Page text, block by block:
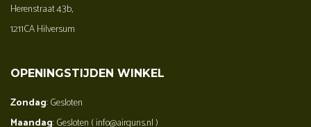
Herenstraat 43b,
1211CA Hilversum
OPENINGSTIJDEN WINKEL
Zondag: Gesloten
Maandag: Gesloten ( info@airguns.nl )